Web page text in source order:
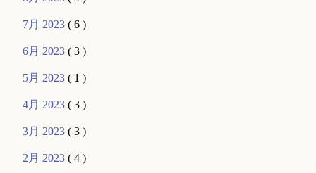
7月 2023( 6 )
6月 2023( 3 )
5月 2023( 1 )
4月 2023( 3 )
3月 2023( 3 )
2月 2023( 4 )